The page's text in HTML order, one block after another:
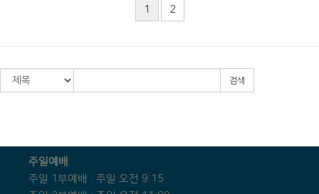
1 2
검색
주일예배
주일 1부예배 : 주일 오전 9:15